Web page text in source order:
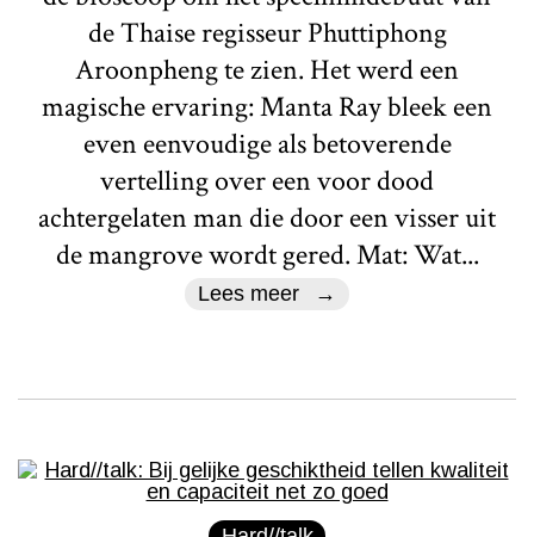
de Thaise regisseur Phuttiphong
Aroonpheng te zien. Het werd een
magische ervaring: Manta Ray bleek een
even eenvoudige als betoverende
vertelling over een voor dood
achtergelaten man die door een visser uit
de mangrove wordt gered. Mat: Wat...
Lees meer